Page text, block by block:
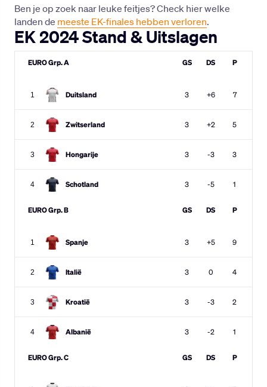
Ben je op zoek naar leuke feitjes? Check hier welke
landen de meeste EK-finales hebben verloren.
EK 2024 Stand & Uitslagen